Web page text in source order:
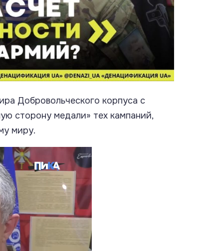
Добровольческого корпуса с
сторону медали» тех кампаний,
миру.